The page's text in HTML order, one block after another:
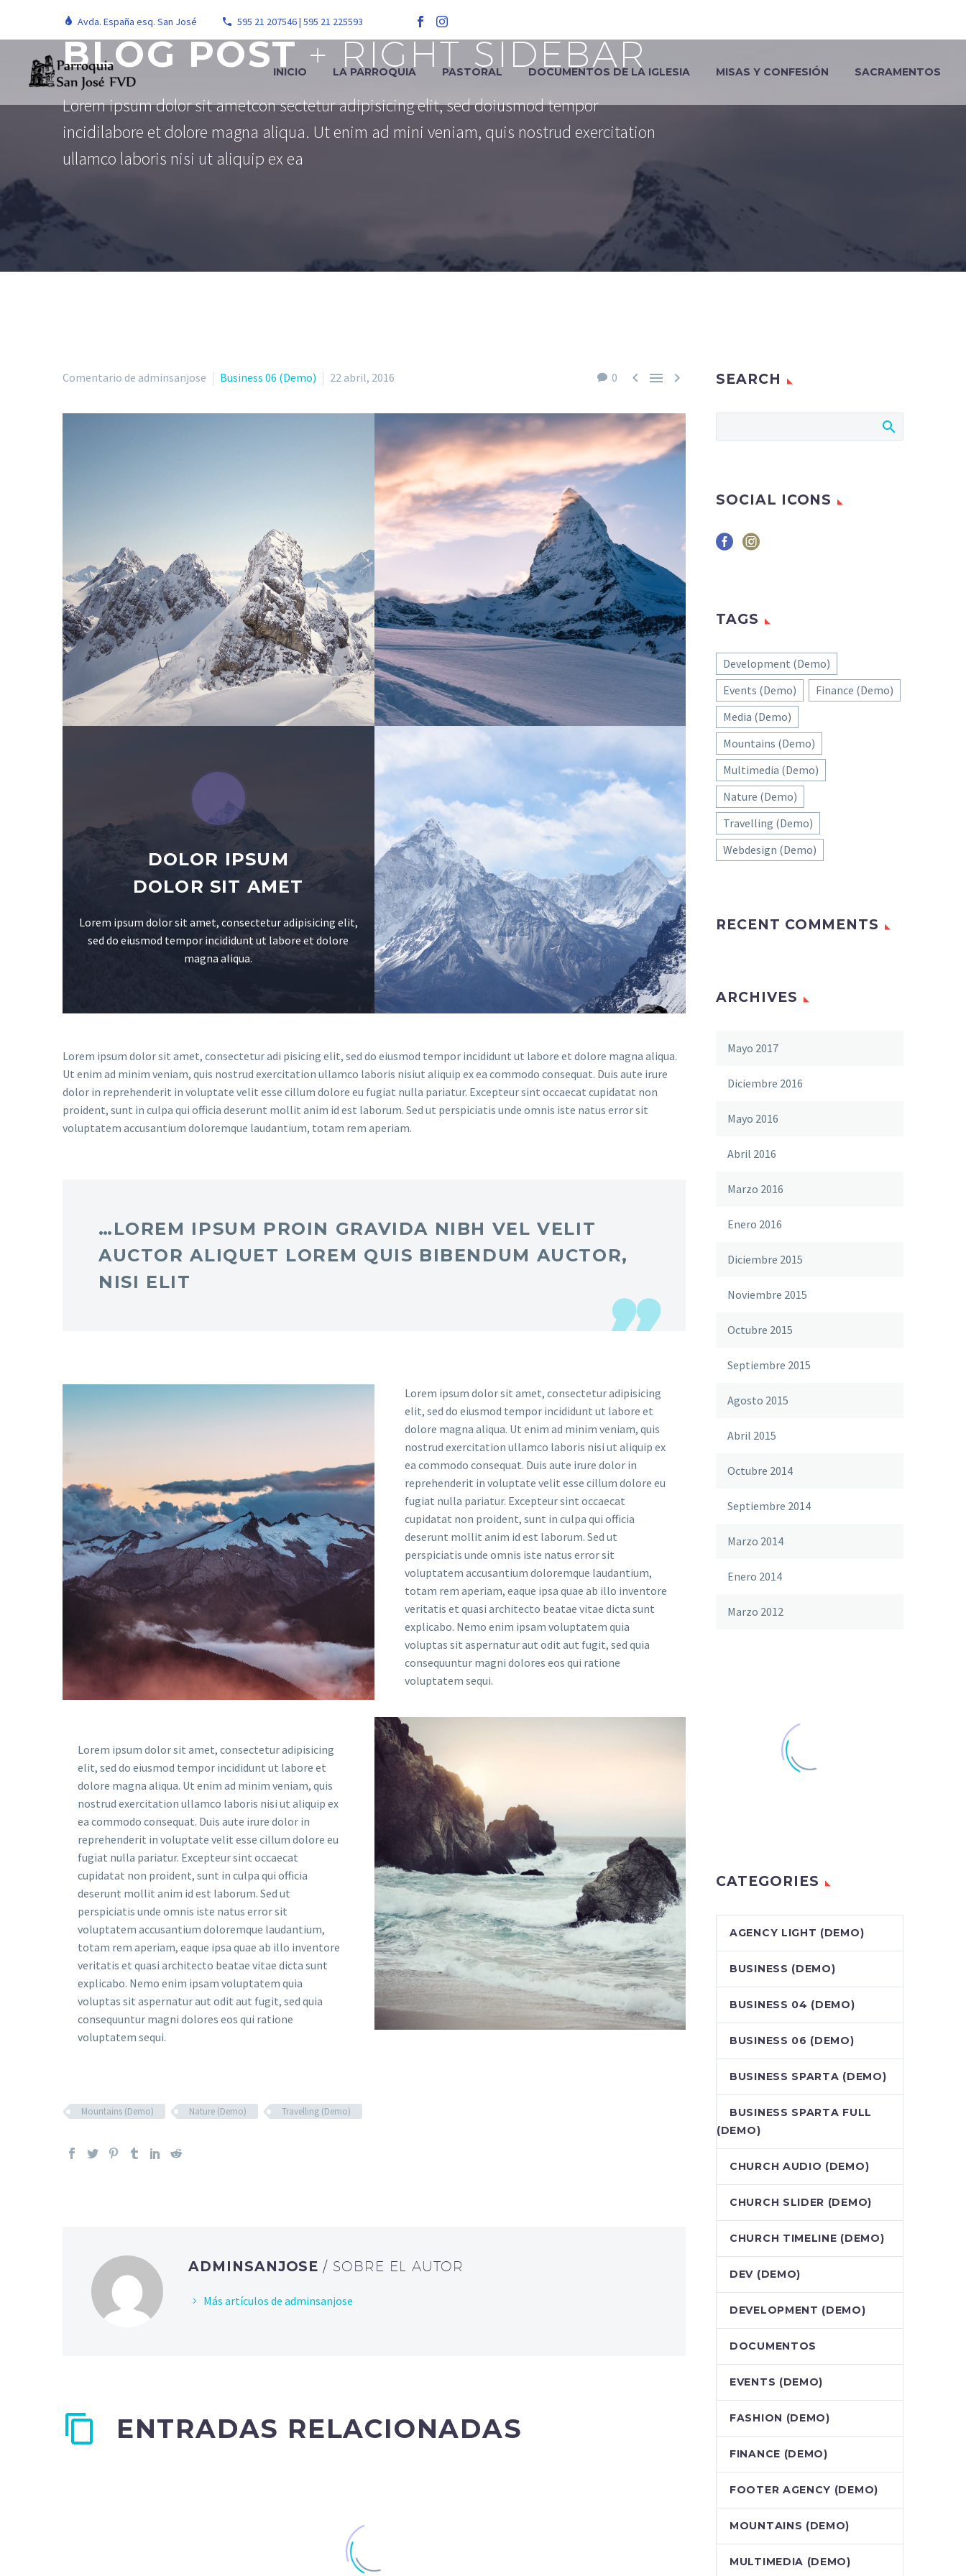
Avda. España esq. San José 595 21 207546 | 595 21 225593
INICIO LA PARROQUIA PASTORAL DOCUMENTOS DE LA IGLESIA MISAS Y CONFESIÓN SACRAMENTOS
BLOG POST+ RIGHT SIDEBAR
Lorem ipsum dolor sit ametcon sectetur adipisicing elit, sed doiusmod tempor
incidilabore et dolore magna aliqua. Ut enim ad mini veniam, quis nostrud exercitation
ullamco laboris nisi ut aliquip ex ea
0   
Comentario de adminsanjose Business 06 (Demo) 22 abril, 2016
DOLOR IPSUM
DOLOR SIT AMET
Lorem ipsum dolor sit amet, consectetur adipisicing elit,
sed do eiusmod tempor incididunt ut labore et dolore
magna aliqua.
Lorem ipsum dolor sit amet, consectetur adi pisicing elit, sed do eiusmod tempor incididunt ut labore et dolore magna aliqua.
Ut enim ad minim veniam, quis nostrud exercitation ullamco laboris nisiut aliquip ex ea commodo consequat. Duis aute irure
dolor in reprehenderit in voluptate velit esse cillum dolore eu fugiat nulla pariatur. Excepteur sint occaecat cupidatat non
proident, sunt in culpa qui officia deserunt mollit anim id est laborum. Sed ut perspiciatis unde omnis iste natus error sit
voluptatem accusantium doloremque laudantium, totam rem aperiam.
…LOREM IPSUM PROIN GRAVIDA NIBH VEL VELIT
AUCTOR ALIQUET LOREM QUIS BIBENDUM AUCTOR,
NISI ELIT
Lorem ipsum dolor sit amet, consectetur adipisicing
elit, sed do eiusmod tempor incididunt ut labore et
dolore magna aliqua. Ut enim ad minim veniam, quis
nostrud exercitation ullamco laboris nisi ut aliquip ex
ea commodo consequat. Duis aute irure dolor in
reprehenderit in voluptate velit esse cillum dolore eu
fugiat nulla pariatur. Excepteur sint occaecat
cupidatat non proident, sunt in culpa qui officia
deserunt mollit anim id est laborum. Sed ut
perspiciatis unde omnis iste natus error sit
voluptatem accusantium doloremque laudantium,
totam rem aperiam, eaque ipsa quae ab illo inventore
veritatis et quasi architecto beatae vitae dicta sunt
explicabo. Nemo enim ipsam voluptatem quia
voluptas sit aspernatur aut odit aut fugit, sed quia
consequuntur magni dolores eos qui ratione
voluptatem sequi.
Lorem ipsum dolor sit amet, consectetur adipisicing
elit, sed do eiusmod tempor incididunt ut labore et
dolore magna aliqua. Ut enim ad minim veniam, quis
nostrud exercitation ullamco laboris nisi ut aliquip ex
ea commodo consequat. Duis aute irure dolor in
reprehenderit in voluptate velit esse cillum dolore eu
fugiat nulla pariatur. Excepteur sint occaecat
cupidatat non proident, sunt in culpa qui officia
deserunt mollit anim id est laborum. Sed ut
perspiciatis unde omnis iste natus error sit
voluptatem accusantium doloremque laudantium,
totam rem aperiam, eaque ipsa quae ab illo inventore
veritatis et quasi architecto beatae vitae dicta sunt
explicabo. Nemo enim ipsam voluptatem quia
voluptas sit aspernatur aut odit aut fugit, sed quia
consequuntur magni dolores eos qui ratione
voluptatem sequi.
Mountains (Demo) Nature (Demo) Travelling (Demo)
ADMINSANJOSE/ SOBRE EL AUTOR
Más artículos de adminsanjose
ENTRADAS RELACIONADAS
SEARCH
SOCIAL ICONS
TAGS
Development (Demo)
Events (Demo)
Finance (Demo)
Media (Demo)
Mountains (Demo)
Multimedia (Demo)
Nature (Demo)
Travelling (Demo)
Webdesign (Demo)
RECENT COMMENTS
ARCHIVES
Mayo 2017
Diciembre 2016
Mayo 2016
Abril 2016
Marzo 2016
Enero 2016
Diciembre 2015
Noviembre 2015
Octubre 2015
Septiembre 2015
Agosto 2015
Abril 2015
Octubre 2014
Septiembre 2014
Marzo 2014
Enero 2014
Marzo 2012
CATEGORIES
AGENCY LIGHT (DEMO)
BUSINESS (DEMO)
BUSINESS 04 (DEMO)
BUSINESS 06 (DEMO)
BUSINESS SPARTA (DEMO)
BUSINESS SPARTA FULL
(DEMO)
CHURCH AUDIO (DEMO)
CHURCH SLIDER (DEMO)
CHURCH TIMELINE (DEMO)
DEV (DEMO)
DEVELOPMENT (DEMO)
DOCUMENTOS
EVENTS (DEMO)
FASHION (DEMO)
FINANCE (DEMO)
FOOTER AGENCY (DEMO)
MOUNTAINS (DEMO)
MULTIMEDIA (DEMO)